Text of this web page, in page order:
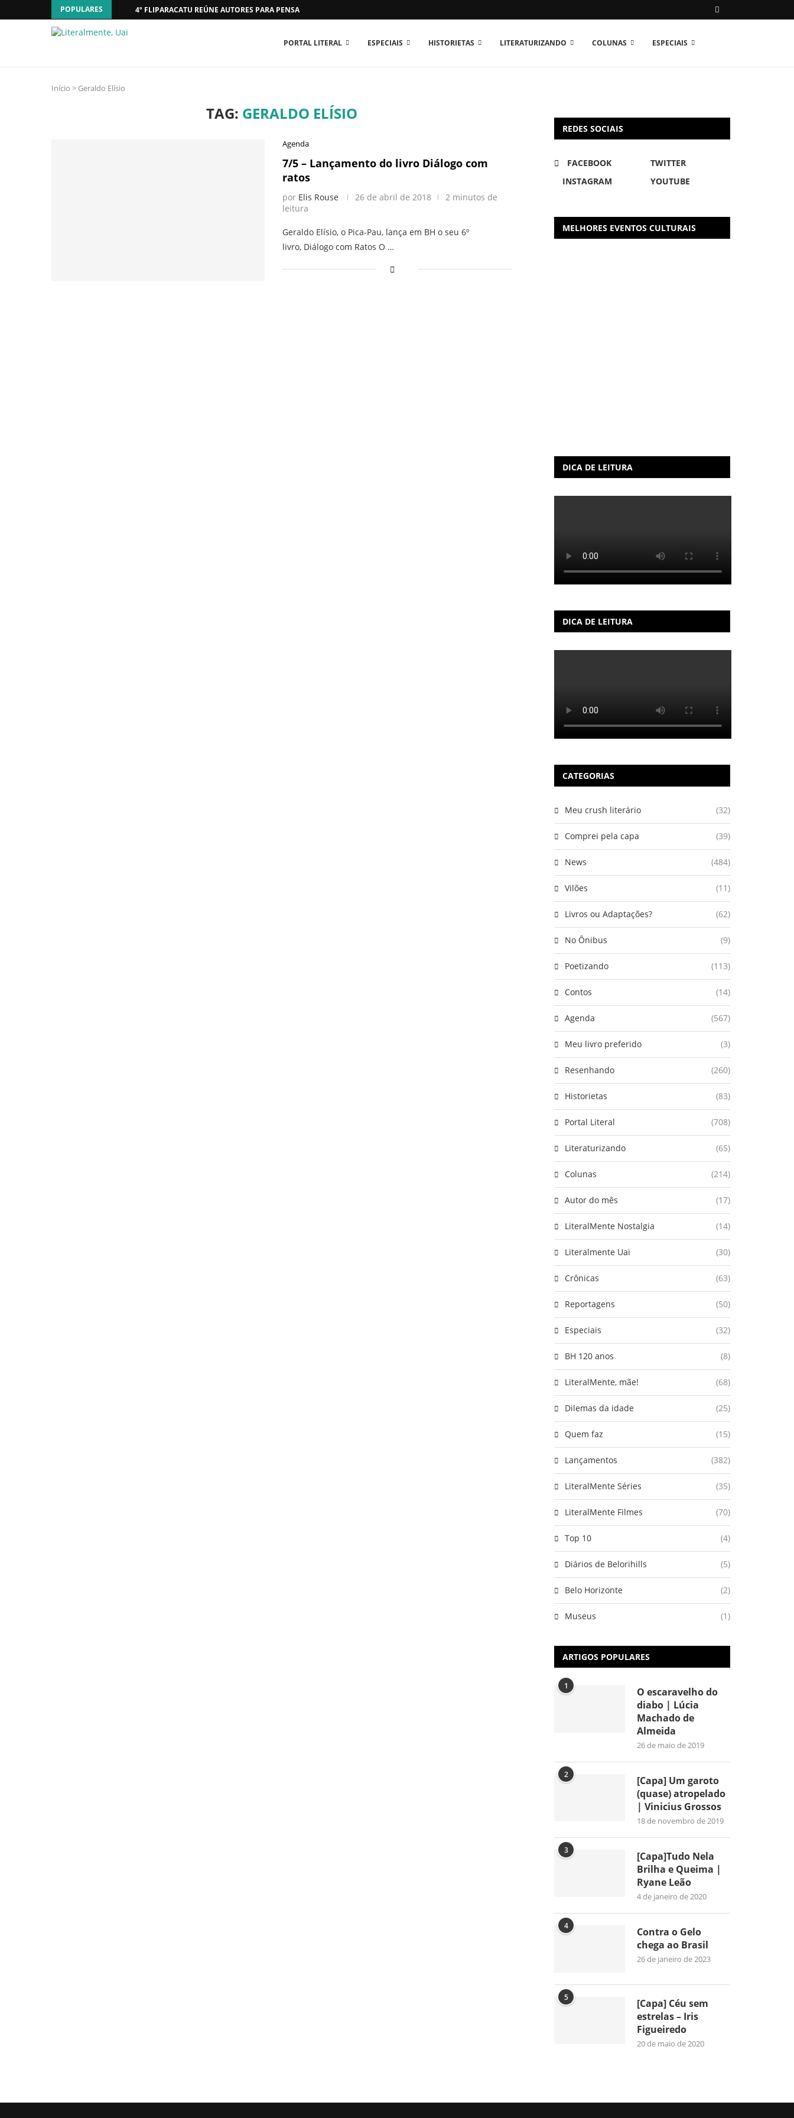
POPULARES 4º FLIPARACATU REÚNE AUTORES PARA PENSAR O MUNDO...
PORTAL LITERAL ESPECIAIS HISTORIETAS LITERATURIZANDO COLUNAS ESPECIAIS
Início > Geraldo Elísio
TAG: GERALDO ELÍSIO
Agenda
7/5 – Lançamento do livro Diálogo com
ratos
por Elis Rouse 26 de abril de 2018
2 minutos de
leitura
Geraldo Elísio, o Pica-Pau, lança em BH o seu 6º
livro, Diálogo com Ratos O …
REDES SOCIAIS
FACEBOOK
TWITTER
INSTAGRAM
YOUTUBE
MELHORES EVENTOS CULTURAIS
DICA DE LEITURA
DICA DE LEITURA
CATEGORIAS
Meu crush literário (32)
Comprei pela capa (39)
News (484)
Vilões (11)
Livros ou Adaptações? (62)
No Ônibus (9)
Poetizando (113)
Contos (14)
Agenda (567)
Meu livro preferido (3)
Resenhando (260)
Historietas (83)
Portal Literal (708)
Literaturizando (65)
Colunas (214)
Autor do mês (17)
LiteralMente Nostalgia (14)
Literalmente Uai (30)
Crônicas (63)
Reportagens (50)
Especiais (32)
BH 120 anos (8)
LiteralMente, mãe! (68)
Dilemas da idade (25)
Quem faz (15)
Lançamentos (382)
LiteralMente Séries (35)
LiteralMente Filmes (70)
Top 10 (4)
Diários de Belorihills (5)
Belo Horizonte (2)
Museus (1)
ARTIGOS POPULARES
1
O escaravelho do
diabo | Lúcia
Machado de
Almeida
26 de maio de 2019
2
[Capa] Um garoto
(quase) atropelado
| Vinicius Grossos
18 de novembro de 2019
3
[Capa]Tudo Nela
Brilha e Queima |
Ryane Leão
4 de janeiro de 2020
4
Contra o Gelo
chega ao Brasil
26 de janeiro de 2023
5
[Capa] Céu sem
estrelas – Iris
Figueiredo
20 de maio de 2020